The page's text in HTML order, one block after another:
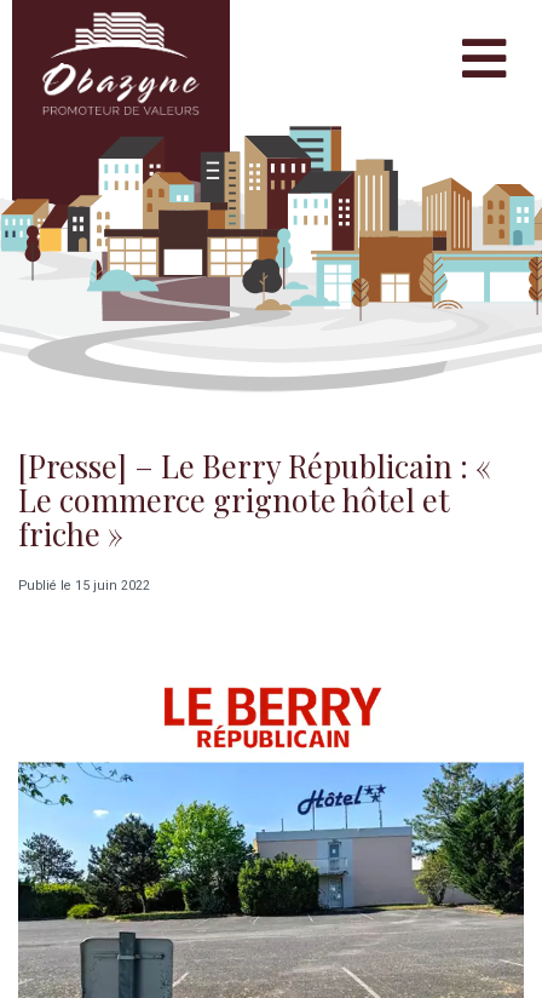
[Presse] – Le Berry Républicain : «
Le commerce grignote hôtel et
friche »
Publié le 15 juin 2022